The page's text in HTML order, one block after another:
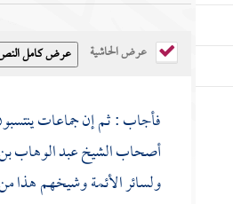
عرض الحاشية
فأجاب : ثم إن جماعات
أصحاب الشيخعبد الوهاب
ولسائر الأئمة وشيخهم هذا